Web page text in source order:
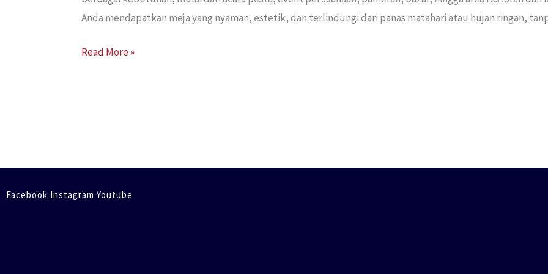
Anda mendapatkan meja yang nyaman, estetik, dan terlindungi dari panas matahari atau hujan ringan,
Read More »
Facebook Instagram Youtube